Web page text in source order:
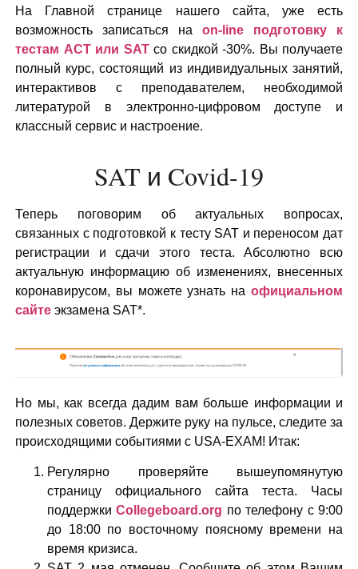
На Главной странице нашего сайта, уже есть
возможность записаться на on-line подготовку к
тестам ACT или SATсо скидкой -30%. Вы получаете
полный курс, состоящий из индивидуальных занятий,
интерактивов с преподавателем, необходимой
литературой в электронно-цифровом доступе и
классный сервис и настроение.
SAT и Covid-19
Теперь поговорим об актуальных вопросах,
связанных с подготовкой к тесту SAT и переносом дат
регистрации и сдачи этого теста. Абсолютно всю
актуальную информацию об изменениях, внесенных
коронавирусом, вы можете узнать на официальном
сайте экзамена SAT*.
Но мы, как всегда дадим вам больше информации и
полезных советов. Держите руку на пульсе, следите за
происходящими событиями с USA-EXAM! Итак:
Регулярно проверяйте вышеупомянутую
страницу официального сайта теста. Часы
поддержкиCollegeboard.org по телефону с 9:00
до 18:00 по восточному поясному времени на
время кризиса.